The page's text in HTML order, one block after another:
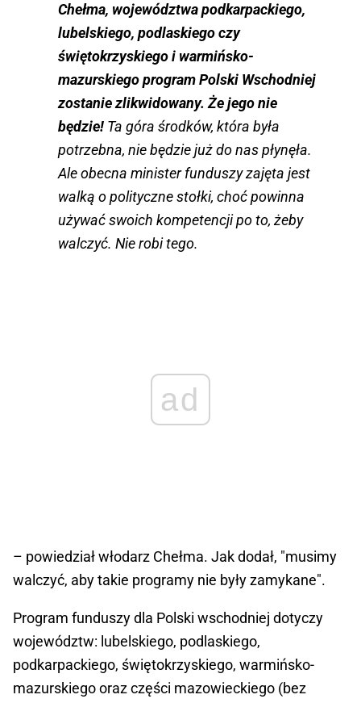
Chełma, województwa podkarpackiego,
lubelskiego, podlaskiego czy
świętokrzyskiego i warmińsko-
mazurskiego program Polski Wschodniej
zostanie zlikwidowany. Że jego nie
będzie! Ta góra środków, która była
potrzebna, nie będzie już do nas płynęła.
Ale obecna minister funduszy zajęta jest
walką o polityczne stołki, choć powinna
używać swoich kompetencji po to, żeby
walczyć. Nie robi tego.
ad
– powiedział włodarz Chełma. Jak dodał, "musimy
walczyć, aby takie programy nie były zamykane".
Program funduszy dla Polski wschodniej dotyczy
województw: lubelskiego, podlaskiego,
podkarpackiego, świętokrzyskiego, warmińsko-
mazurskiego oraz części mazowieckiego (bez